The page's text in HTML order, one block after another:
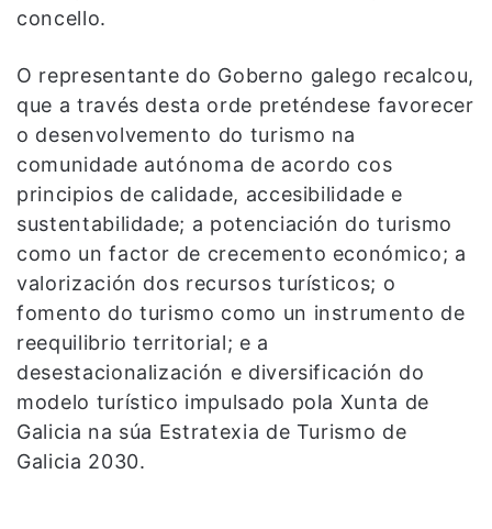
concello.
O representante do Goberno galego recalcou,
que a través desta orde preténdese favorecer
o desenvolvemento do turismo na
comunidade autónoma de acordo cos
principios de calidade, accesibilidade e
sustentabilidade; a potenciación do turismo
como un factor de crecemento económico; a
valorización dos recursos turísticos; o
fomento do turismo como un instrumento de
reequilibrio territorial; e a
desestacionalización e diversificación do
modelo turístico impulsado pola Xunta de
Galicia na súa Estratexia de Turismo de
Galicia 2030.